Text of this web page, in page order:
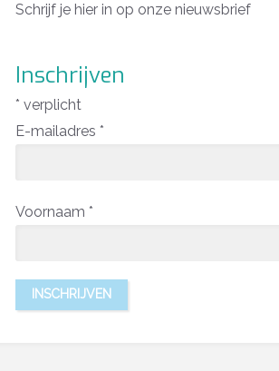
Schrijf je hier in op onze nieuwsbrief
Inschrijven
* verplicht
E-mailadres *
Voornaam *